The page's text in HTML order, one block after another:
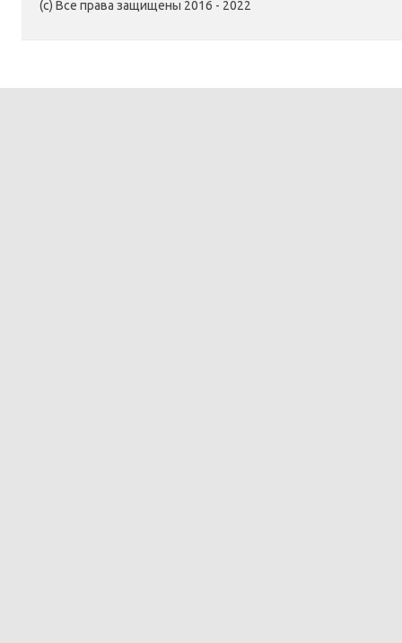
(c) Все права защищены 2016 - 2022